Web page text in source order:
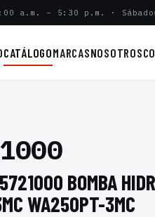
a.m. – 5:30 p.m. ·
CATÁLOGOMARCASNOSOTROS
BOMBA
WA250PT-3MC